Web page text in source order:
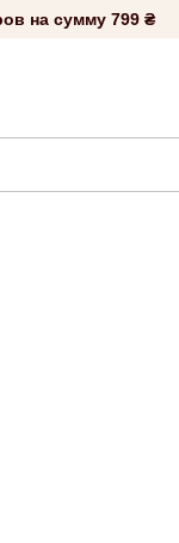
на сумму 799 ₴